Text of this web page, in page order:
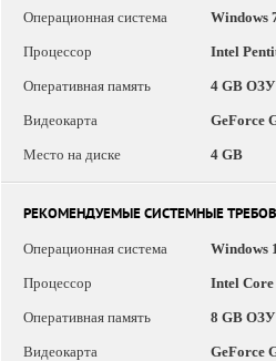
Операционная система
Windows
Процессор Intel
Оперативная память 4 GB ОЗУ
Видеокарта GeForce
Место на диске 4 GB
РЕКОМЕНДУЕМЫЕ СИСТЕМНЫЕ
Операционная система
Windows
Процессор Intel
Оперативная память 8 GB ОЗУ
Видеокарта GeForce